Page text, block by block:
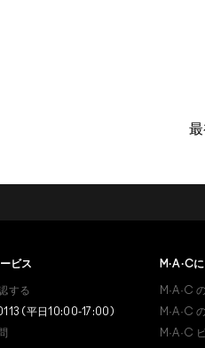
最
あなたは
すか？
登録後
ビス
する
(平日10:00-17:00)
M·A·C
M·A·C
M·A·C
M·A·C